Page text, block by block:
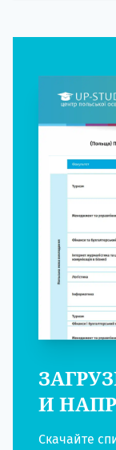
И
Скачайте